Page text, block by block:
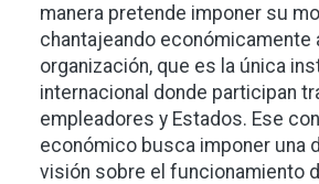
manera pretende imponer su
chantajeando económicamente
organización, que es la única
internacional donde participan
empleadores y Estados. Ese
económico busca imponer una
visión sobre el funcionamiento